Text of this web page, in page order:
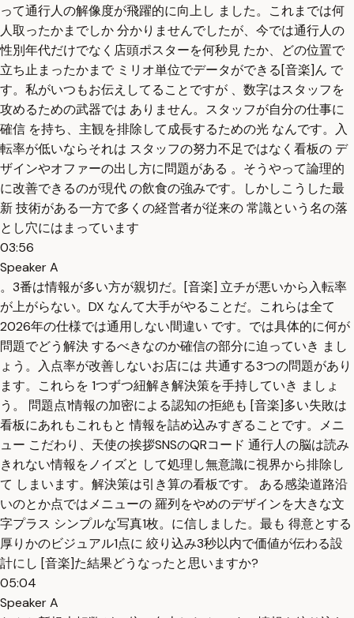
って通行人の解像度が飛躍的に向上し ました。これまでは何
人取ったかまでしか 分かりませんでしたが、今では通行人の
性別年代だけでなく店頭ポスターを何秒見 たか、どの位置で
立ち止まったかまで ミリオ単位でデータができる[音楽]ん で
す。私がいつもお伝えしてることですが 、数字はスタッフを
攻めるための武器では ありません。スタッフが自分の仕事に
確信 を持ち、主観を排除して成長するための光 なんです。入
転率が低いならそれは スタッフの努力不足ではなく看板の デ
ザインやオファーの出し方に問題がある 。そうやって論理的
に改善できるのが現代 の飲食の強みです。しかしこうした最
新 技術がある一方で多くの経営者が従来の 常識という名の落
とし穴にはまっています
03:56
Speaker A
。3番は情報が多い方が親切だ。[音楽] 立チが悪いから入転率
が上がらない。DX なんて大手がやることだ。これらは全て
2026年の仕様では通用しない間違い です。では具体的に何が
問題でどう解決 するべきなのか確信の部分に迫っていき まし
ょう。入点率が改善しないお店には 共通する3つの問題があり
ます。これらを 1つずつ紐解き解決策を手持していき ましょ
う。 問題点1情報の加密による認知の拒絶も [音楽]多い失敗は
看板にあれもこれもと 情報を詰め込みすぎることです。メニ
ュー こだわり、天使の挨拶SNSのQRコード 通行人の脳は読み
きれない情報をノイズと して処理し無意識に視界から排除し
て しまいます。解決策は引き算の看板です。 ある感染道路沿
いのとか点ではメニューの 羅列をやめのデザインを大きな文
字プラス シンプルな写真1枚。に信しました。最も 得意とする
厚りかのビジュアル1点に 絞り込み3秒以内で価値が伝わる設
計にし [音楽]た結果どうなったと思いますか?
05:04
Speaker A